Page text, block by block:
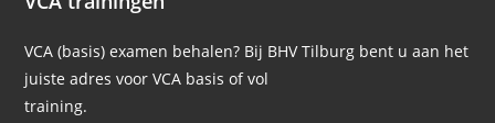
VCA (basis) examen behalen? Bij BHV Tilburg bent u aan het
juiste adres voor VCA basis of vol
training.